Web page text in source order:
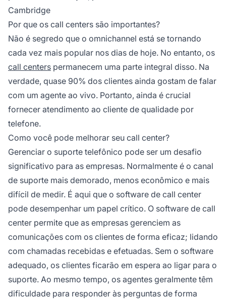
Cambridge
Por que os call centers são importantes?
Não é segredo que o omnichannel está se tornando
cada vez mais popular nos dias de hoje. No entanto, os
call centers permanecem uma parte integral disso. Na
verdade, quase 90% dos clientes ainda gostam de falar
com um agente ao vivo. Portanto, ainda é crucial
fornecer atendimento ao cliente de qualidade por
telefone.
Como você pode melhorar seu call center?
Gerenciar o suporte telefônico pode ser um desafio
significativo para as empresas. Normalmente é o canal
de suporte mais demorado, menos econômico e mais
difícil de medir. É aqui que o software de call center
pode desempenhar um papel crítico. O software de call
center permite que as empresas gerenciem as
comunicações com os clientes de forma eficaz; lidando
com chamadas recebidas e efetuadas. Sem o software
adequado, os clientes ficarão em espera ao ligar para o
suporte. Ao mesmo tempo, os agentes geralmente têm
dificuldade para responder às perguntas de forma